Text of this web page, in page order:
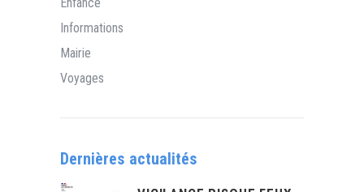
Informations
Mairie
Voyages
Dernières actualités